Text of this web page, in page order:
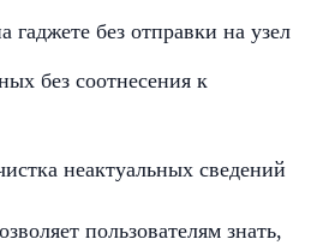
гаджете без отправки на узел
без соотнесения к
неактуальных сведений
пользователям знать,